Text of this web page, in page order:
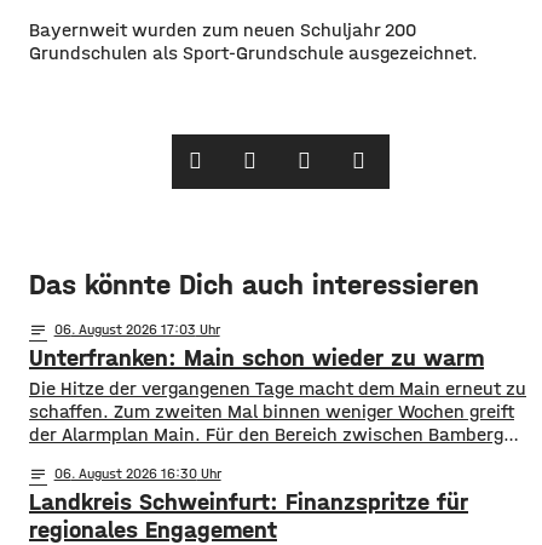
Bayernweit wurden zum neuen Schuljahr 200
Grundschulen als Sport-Grundschule ausgezeichnet.
Das könnte Dich auch interessieren
notes 06. August 2026 17:03
Unterfranken: Main schon wieder zu warm
Die Hitze der vergangenen Tage macht dem Main erneut zu
schaffen. Zum zweiten Mal binnen weniger Wochen greift
der Alarmplan Main. Für den Bereich zwischen Bamberg
mainabwärts die zweite von drei Warnstufen. Zwar gibt es
aktuell mit dem Sauerstoffgehalt im Wasser noch keine
Probleme, allerdings ist die Wassertemperatur
notes 06. August 2026 16:30
Landkreis Schweinfurt: Finanzspritze für
regionales Engagement